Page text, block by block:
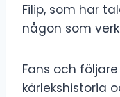
Filip, som har
någon som
Fans och
kärlekshistoria